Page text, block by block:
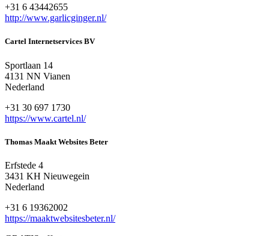
+31 6 43442655
http://www.garlicginger.nl/
Cartel Internetservices BV
Sportlaan 14
4131 NN Vianen
Nederland
+31 30 697 1730
https://www.cartel.nl/
Thomas Maakt Websites Beter
Erfstede 4
3431 KH Nieuwegein
Nederland
+31 6 19362002
https://maaktwebsitesbeter.nl/